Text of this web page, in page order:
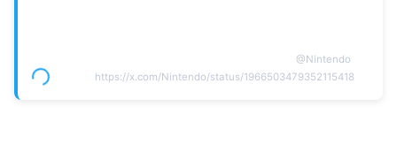
@Nintendo
https://x.com/Nintendo/status/1966503479352115418